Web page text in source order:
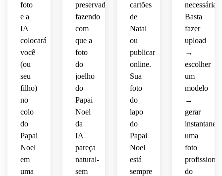
foto
e a
IA
colocará
você
(ou
seu
filho)
no
colo
do
Papai
Noel
em
uma
preservadas,
fazendo
com
que a
foto
do
joelho
do
Papai
Noel
da
IA
pareça
natural-
sem
cartões
de
Natal
ou
publicar
online.
Sua
foto
do
lapo
do
Papai
Noel
está
sempre
necessária.
Basta
fazer
upload
→
escolher
um
modelo
→
gerar
uma
foto
profissional
do